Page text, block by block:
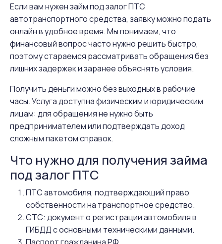
Если вам нужен займ под залог ПТС
автотранспортного средства, заявку можно подать
онлайн в удобное время. Мы понимаем, что
финансовый вопрос часто нужно решить быстро,
поэтому стараемся рассматривать обращения без
лишних задержек и заранее объяснять условия.
Получить деньги можно без выходных в рабочие
часы. Услуга доступна физическим и юридическим
лицам: для обращения не нужно быть
предпринимателем или подтверждать доход
сложным пакетом справок.
Что нужно для получения займа
под залог ПТС
ПТС автомобиля, подтверждающий право
собственности на транспортное средство.
СТС: документ о регистрации автомобиля в
ГИБДД с основными техническими данными.